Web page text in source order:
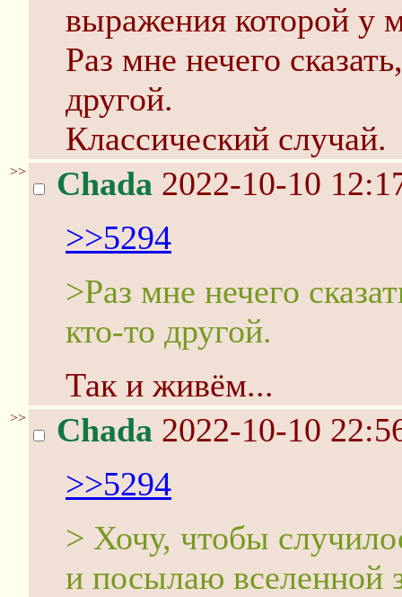
выражения которой у
Раз мне нечего
другой.
Классический случай.
>> Chada 2022-10-10
>>5294
>Раз мне нечего
кто-то другой.
Так и живём...
>> Chada 2022-10-10
>>5294
> Хочу, чтобы
и посылаю вселенной